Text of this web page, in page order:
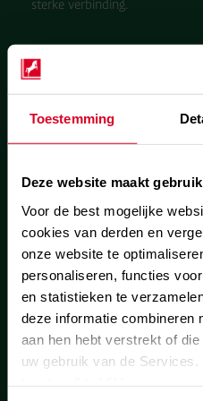
Toestemming
Deze website maakt
Voor de best mogelijke
cookies van derden en
onze website te
personaliseren, functies
en statistieken te
deze informatie combineren
aan hen hebt verstrekt of
uw gebruik van de Services.
sterke verbinding.
Solderen vs. lassen
Het belangrijkste verschil
temperatuur: solderen
toevoegmateriaal als het
daarmee beter geschikt voor
structurele integriteit van het
In conclusie, de keuze voor
de specifieke vereisten van
precisie van vlam solderen of
spleetsolderen, elke techniek
verbinden van materialen in
onze experts, neem gerust